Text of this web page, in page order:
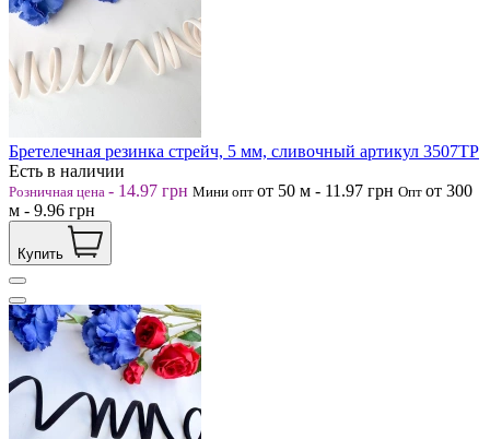
Бретелечная резинка стрейч, 5 мм, сливочный артикул 3507ТР
Есть в наличии
Розничная цена - 14.97 грн Мини опт от 50 м - 11.97 грн Опт от 300
м - 9.96 грн
Купить